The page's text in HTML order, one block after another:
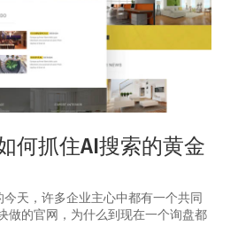
何抓住AI搜索的黄金
天，许多企业主心中都有一个共同
做的官网，为什么到现在一个询盘都